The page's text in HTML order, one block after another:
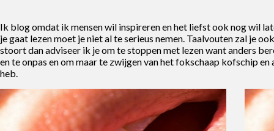
Ik blog omdat ik mensen wil inspireren en het liefst ook nog wil
je gaat lezen moet je niet al te serieus nemen. Taalvouten zal je
stoort dan adviseer ik je om te stoppen met lezen want anders
en te onpas en om maar te zwijgen van het fokschaap kofschip
heb.